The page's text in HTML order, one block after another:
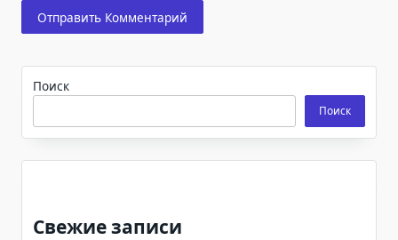
Поиск
Поиск
Свежие записи